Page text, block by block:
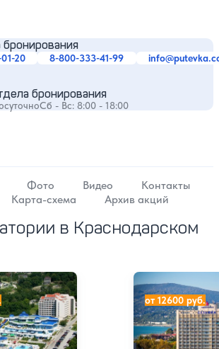
20 8-800-333-41-99
бронирования
Сб - Вс: 8:00 - 18:00
Фото Видео
Контакты
Карта-схема Архив акций
в Краснодарском
комплекс АкваЛоо
Санаторий
от 12600 руб.